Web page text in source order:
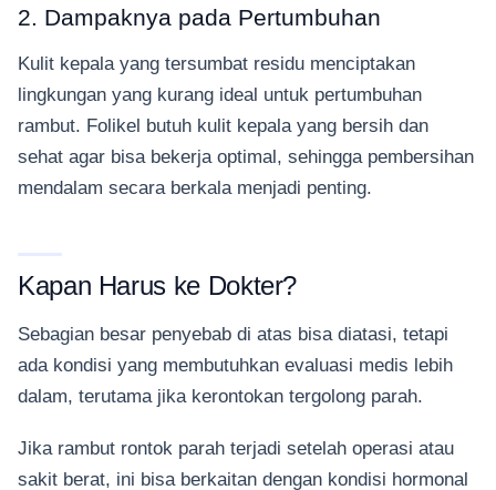
2. Dampaknya pada Pertumbuhan
Kulit kepala yang tersumbat residu menciptakan
lingkungan yang kurang ideal untuk pertumbuhan
rambut. Folikel butuh kulit kepala yang bersih dan
sehat agar bisa bekerja optimal, sehingga pembersihan
mendalam secara berkala menjadi penting.
Kapan Harus ke Dokter?
Sebagian besar penyebab di atas bisa diatasi, tetapi
ada kondisi yang membutuhkan evaluasi medis lebih
dalam, terutama jika kerontokan tergolong parah.
Jika rambut rontok parah terjadi setelah operasi atau
sakit berat, ini bisa berkaitan dengan kondisi hormonal